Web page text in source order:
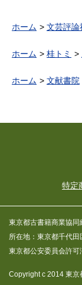
ホーム 文芸評論
ホーム 桂トミ
ホーム 文献書院
特定
東京都古書籍商業協同
所在地：東京都千代
東京都公安委員会許
Copyright c 2014 東京